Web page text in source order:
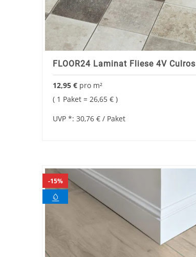
FLOOR24 Laminat Fliese 4V
12,95 € pro m²
1 Paket = 26,65 €
UVP *:30,76 € / Paket
15%